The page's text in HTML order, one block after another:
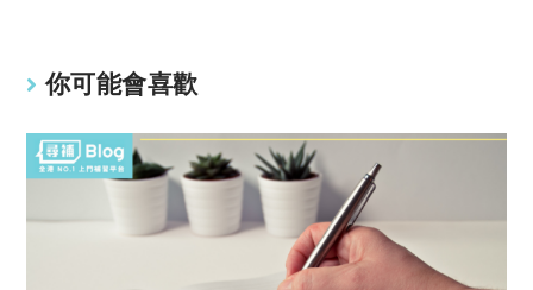
你可能會喜歡